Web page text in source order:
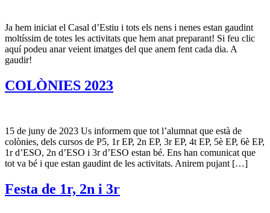
Ja hem iniciat el Casal d’Estiu i tots els nens i nenes estan gaudint
moltíssim de totes les activitats que hem anat preparant! Si feu clic
aquí podeu anar veient imatges del que anem fent cada dia. A
gaudir!
COLÒNIES 2023
15 de juny de 2023 Us informem que tot l’alumnat que està de
colònies, dels cursos de P5, 1r EP, 2n EP, 3r EP, 4t EP, 5è EP, 6è EP,
1r d’ESO, 2n d’ESO i 3r d’ESO estan bé. Ens han comunicat que
tot va bé i que estan gaudint de les activitats. Anirem pujant […]
Festa de 1r, 2n i 3r